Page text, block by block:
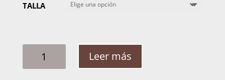
TALLA
MOCASIN
Leer más